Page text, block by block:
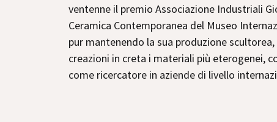
ventenne il premio Associazione Industriali
Ceramica Contemporanea del Museo
pur mantenendo la sua produzione
creazioni in creta i materiali più eterogenei,
come ricercatore in aziende di livello